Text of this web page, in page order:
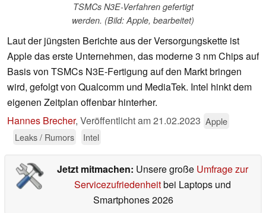
TSMCs N3E-Verfahren gefertigt
werden. (Bild: Apple, bearbeitet)
Laut der jüngsten Berichte aus der Versorgungskette ist
Apple das erste Unternehmen, das moderne 3 nm Chips auf
Basis von TSMCs N3E-Fertigung auf den Markt bringen
wird, gefolgt von Qualcomm und MediaTek. Intel hinkt dem
eigenen Zeitplan offenbar hinterher.
Hannes Brecher, Veröffentlicht am21.02.2023 Apple
Leaks / Rumors
Intel
Jetzt mitmachen: Unsere große Umfrage zur
Servicezufriedenheitbei Laptops und
Smartphones 2026